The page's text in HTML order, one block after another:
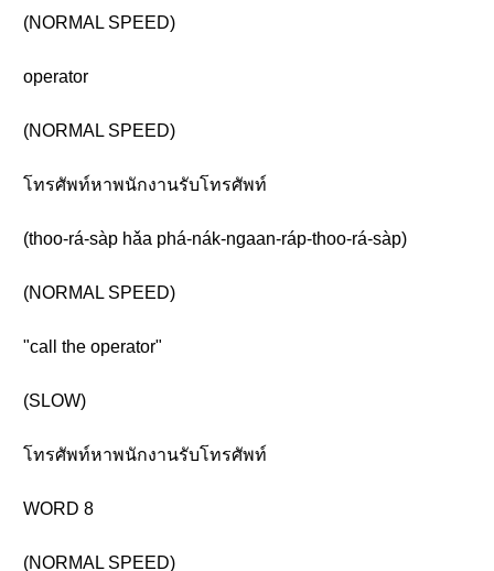
(NORMAL SPEED)
operator
(NORMAL SPEED)
โทรศัพท์หาพนักงานรับโทรศัพท์
(thoo-rá-sàp hǎa phá-nák-ngaan-ráp-thoo-rá-sàp)
(NORMAL SPEED)
"call the operator"
(SLOW)
โทรศัพท์หาพนักงานรับโทรศัพท์
WORD 8
(NORMAL SPEED)